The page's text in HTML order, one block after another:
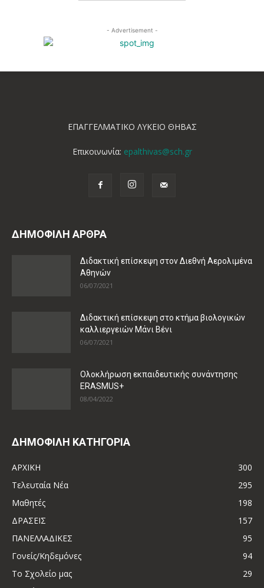
- Advertisement -
ΕΠΑΓΓΕΛΜΑΤΙΚΟ ΛΥΚΕΙΟ ΘΗΒΑΣ
Επικοινωνία: epalthivas@sch.gr
ΔΗΜΟΦΙΛΗ ΑΡΘΡΑ
Διδακτική επίσκεψη στον Διεθνή Αερολιμένα
Αθηνών
06/07/2021
Διδακτική επίσκεψη στο κτήμα βιολογικών
καλλιεργειών Μάνι Βένι
06/07/2021
Ολοκλήρωση εκπαιδευτικής συνάντησης
ERASMUS+
08/04/2022
ΔΗΜΟΦΙΛΗ ΚΑΤΗΓΟΡΙΑ
ΑΡΧΙΚΗ
300
Τελευταία Νέα
295
Μαθητές
198
ΔΡΑΣΕΙΣ
157
ΠΑΝΕΛΛΑΔΙΚΕΣ
95
Γονείς/Κηδεμόνες
94
Το Σχολείο μας
29